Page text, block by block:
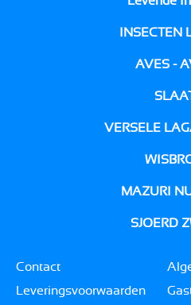
INSECTEN
AVES -
VERSELE
MAZURI
SJOERD
Contact
Leveringsvoorwaarden